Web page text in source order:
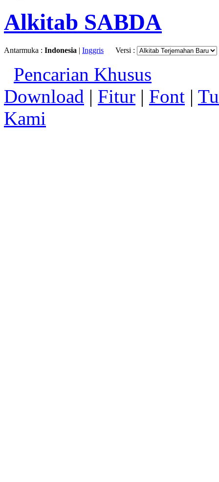
Alkitab SABDA
Antarmuka : Indonesia | Inggris Versi :
Pencarian Khusus
Download | Fitur | Font |
Kami